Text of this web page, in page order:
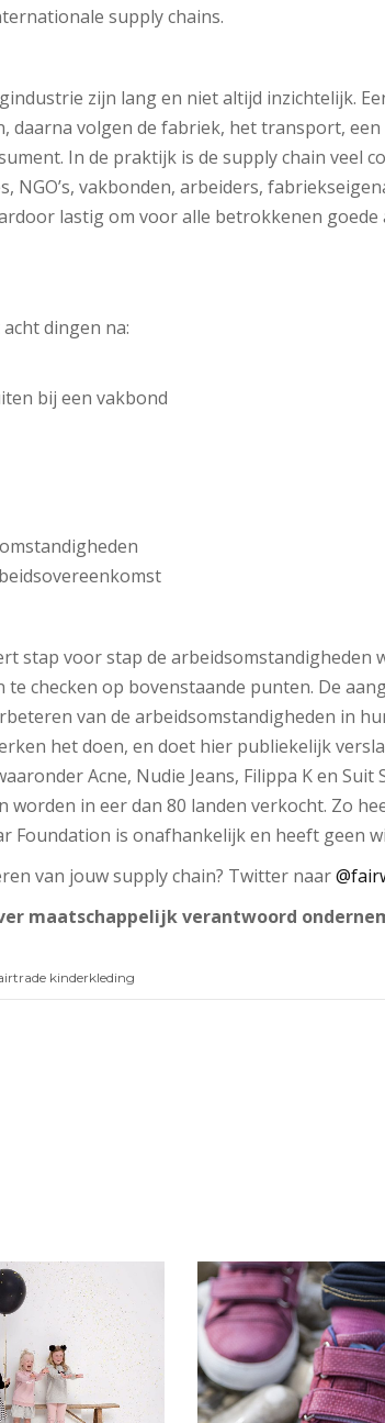
supply chains.
zijn lang en niet altijd inzichtelijk.
daarna volgen de fabriek, het transport,
In de praktijk is de supply chain veel
NGO’s, vakbonden, arbeiders,
lastig om voor alle betrokkenen
dingen na:
bij een vakbond
stap voor stap de arbeidsomstandigheden
checken op bovenstaande punten. De
van de arbeidsomstandigheden in
het doen, en doet hier publiekelijk
Acne, Nudie Jeans, Filippa K en Suit
worden in eer dan 80 landen verkocht. Zo
Foundation is onafhankelijk en heeft geen
van jouw supply chain? Twitter naar
maatschappelijk verantwoord
kinderkleding